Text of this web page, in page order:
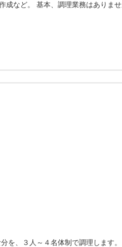
成など。 基本、調理業務はありま
を、３人～４名体制で調理します